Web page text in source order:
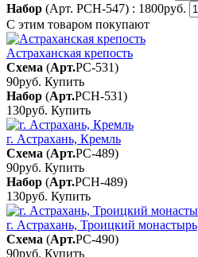
Набор (Арт. РСН-547) : 1800руб.
С этим товаром покупают
Астраханская крепость
Схема (Арт.РС-531)
90руб. Купить
Набор (Арт.РСН-531)
130руб. Купить
г. Астрахань, Кремль
Схема (Арт.РС-489)
90руб. Купить
Набор (Арт.РСН-489)
130руб. Купить
г. Астрахань, Троицкий монастырь
Схема (Арт.РС-490)
90руб. Купить